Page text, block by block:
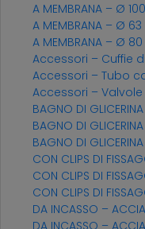
A MEMBRANA – Ø 100
A MEMBRANA – Ø 63
A MEMBRANA – Ø 80
Accessori – Cuffie
Accessori – Tubo
Accessori – Valvole
BAGNO DI
BAGNO DI
BAGNO DI
CON CLIPS DI
CON CLIPS DI
CON CLIPS DI
DA INCASSO –
DA INCASSO –